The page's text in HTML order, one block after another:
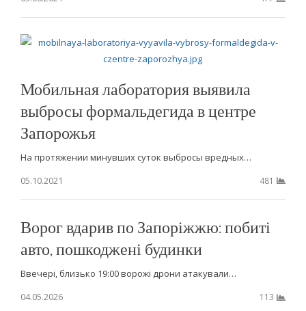
Мобильная лаборатория выявила
выбросы формальдегида в центре
Запорожья
На протяжении минувших суток выбросы вредных…
05.10.2021
481
Ворог вдарив по Запоріжжю: побиті
авто, пошкоджені будинки
Ввечері, близько 19:00 ворожі дрони атакували…
04.05.2026
113